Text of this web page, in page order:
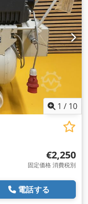
1 / 10
€2,250
固定価格 消費税別
電話する